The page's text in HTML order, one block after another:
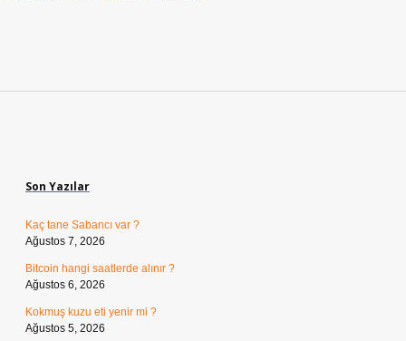
Son Yazılar
Kaç tane Sabancı var ?
Ağustos 7, 2026
Bitcoin hangi saatlerde alınır ?
Ağustos 6, 2026
Kokmuş kuzu eti yenir mi ?
Ağustos 5, 2026